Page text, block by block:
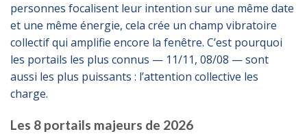
personnes focalisent leur intention sur une même date
et une même énergie, cela crée un champ vibratoire
collectif qui amplifie encore la fenêtre. C’est pourquoi
les portails les plus connus — 11/11, 08/08 — sont
aussi les plus puissants : l’attention collective les
charge.
Les 8 portails majeurs de 2026